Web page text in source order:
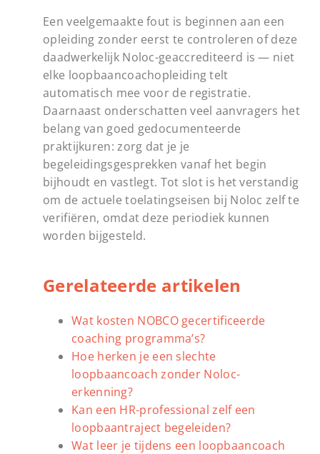
Een veelgemaakte fout is beginnen aan een
opleiding zonder eerst te controleren of deze
daadwerkelijk Noloc-geaccrediteerd is — niet
elke loopbaancoachopleiding telt
automatisch mee voor de registratie.
Daarnaast onderschatten veel aanvragers het
belang van goed gedocumenteerde
praktijkuren: zorg dat je je
begeleidingsgesprekken vanaf het begin
bijhoudt en vastlegt. Tot slot is het verstandig
om de actuele toelatingseisen bij Noloc zelf te
verifiëren, omdat deze periodiek kunnen
worden bijgesteld.
Gerelateerde artikelen
Wat kosten NOBCO gecertificeerde
coaching programma’s?
Hoe herken je een slechte
loopbaancoach zonder Noloc-
erkenning?
Kan een HR-professional zelf een
loopbaantraject begeleiden?
Wat leer je tijdens een loopbaancoach